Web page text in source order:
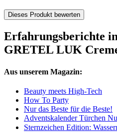
Dieses Produkt bewerten
Erfahrungsberichte
GRETEL LUK
Aus unserem Magazin:
Beauty meets High-Tech
How To Party
Nur das Beste für die Beste!
Adventskalender Türchen
Sternzeichen Edition: